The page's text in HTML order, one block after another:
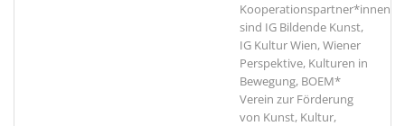
Kooperationspartner*innen
sind IG Bildende Kunst,
IG Kultur Wien, Wiener
Perspektive, Kulturen in
Bewegung, BOEM*
Verein zur Förderung
von Kunst, Kultur,